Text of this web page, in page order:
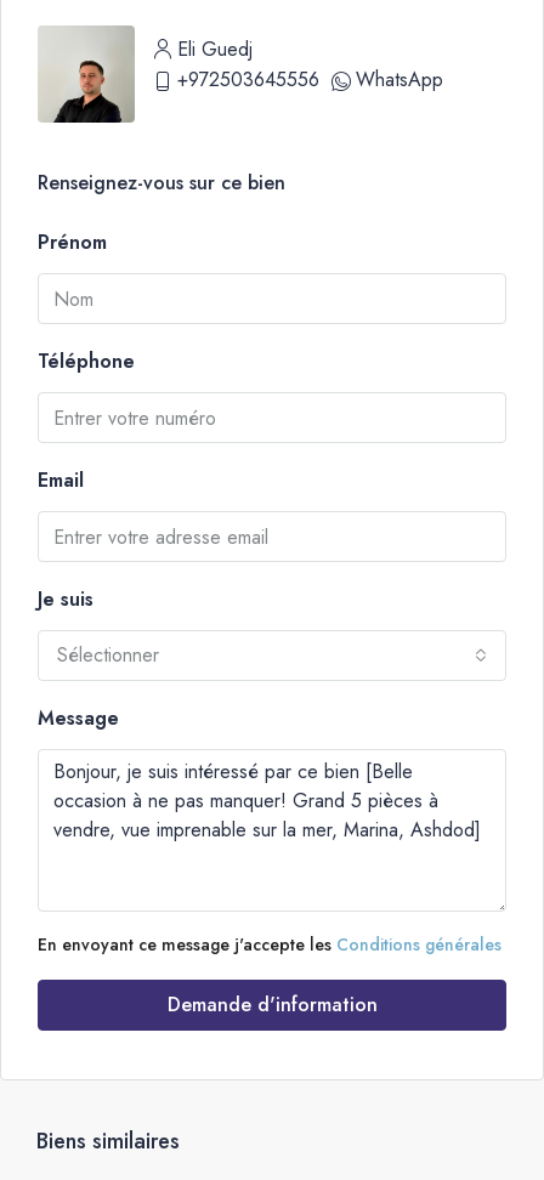
Eli Guedj
+972503645556
WhatsApp
Renseignez-vous sur ce bien
Prénom
Téléphone
Email
Je suis
Sélectionner
Message
En envoyant ce message j'accepte les Conditions générales
Demande d'information
Biens similaires